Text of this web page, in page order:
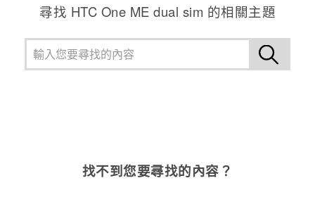
尋找 HTC One ME dual sim 的相關主題
找不到您要尋找的內容？